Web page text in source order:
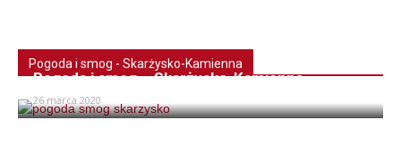
Pogoda i smog - Skarżysko-Kamienna
Pogoda i smog – Skarżysko-Kamienna
26 marca 2020